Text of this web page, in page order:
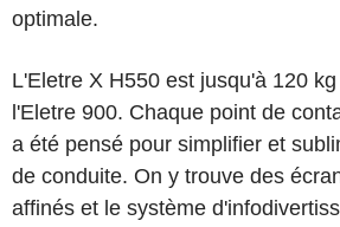
optimale.
L'Eletre X H550 est jusqu'à 120
l'Eletre 900. Chaque point de
a été pensé pour simplifier et
de conduite. On y trouve des
affinés et le système